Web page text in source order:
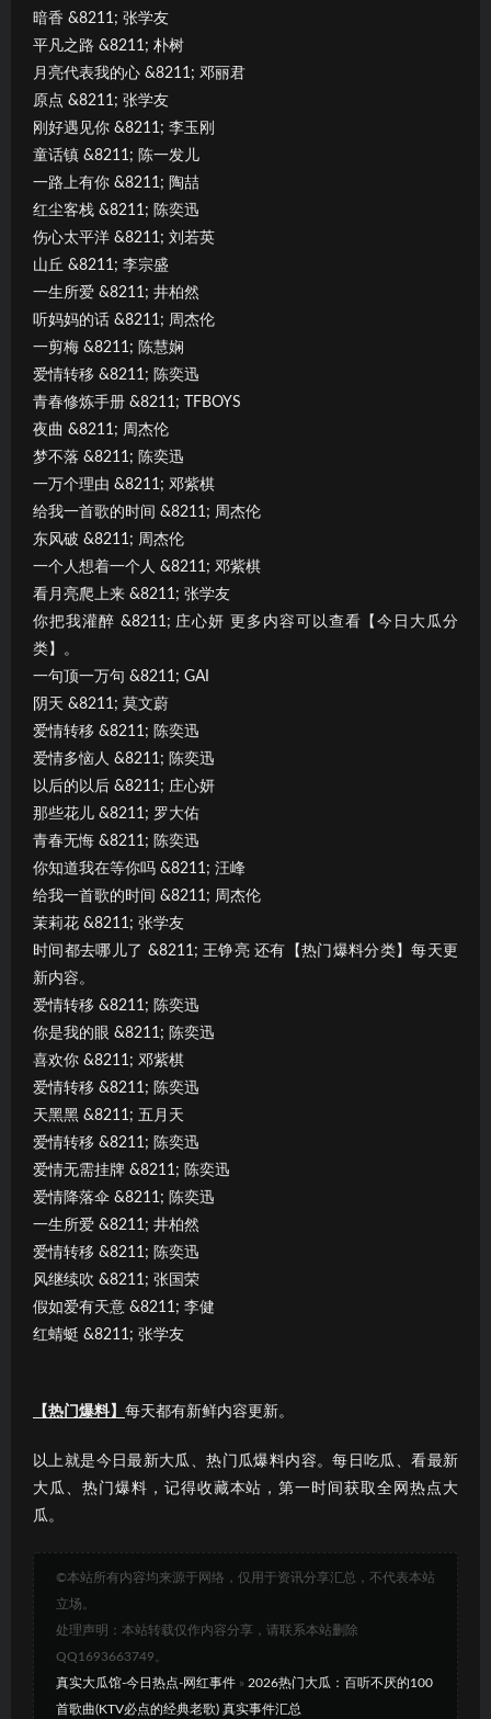
暗香 &8211; 张学友
平凡之路 &8211; 朴树
月亮代表我的心 &8211; 邓丽君
原点 &8211; 张学友
刚好遇见你 &8211; 李玉刚
童话镇 &8211; 陈一发儿
一路上有你 &8211; 陶喆
红尘客栈 &8211; 陈奕迅
伤心太平洋 &8211; 刘若英
山丘 &8211; 李宗盛
一生所爱 &8211; 井柏然
听妈妈的话 &8211; 周杰伦
一剪梅 &8211; 陈慧娴
爱情转移 &8211; 陈奕迅
青春修炼手册 &8211; TFBOYS
夜曲 &8211; 周杰伦
梦不落 &8211; 陈奕迅
一万个理由 &8211; 邓紫棋
给我一首歌的时间 &8211; 周杰伦
东风破 &8211; 周杰伦
一个人想着一个人 &8211; 邓紫棋
看月亮爬上来 &8211; 张学友
你把我灌醉 &8211; 庄心妍 更多内容可以查看【今日大瓜分
类】。
一句顶一万句 &8211; GAI
阴天 &8211; 莫文蔚
爱情转移 &8211; 陈奕迅
爱情多恼人 &8211; 陈奕迅
以后的以后 &8211; 庄心妍
那些花儿 &8211; 罗大佑
青春无悔 &8211; 陈奕迅
你知道我在等你吗 &8211; 汪峰
给我一首歌的时间 &8211; 周杰伦
茉莉花 &8211; 张学友
时间都去哪儿了 &8211; 王铮亮 还有【热门爆料分类】每天更
新内容。
爱情转移 &8211; 陈奕迅
你是我的眼 &8211; 陈奕迅
喜欢你 &8211; 邓紫棋
爱情转移 &8211; 陈奕迅
天黑黑 &8211; 五月天
爱情转移 &8211; 陈奕迅
爱情无需挂牌 &8211; 陈奕迅
爱情降落伞 &8211; 陈奕迅
一生所爱 &8211; 井柏然
爱情转移 &8211; 陈奕迅
风继续吹 &8211; 张国荣
假如爱有天意 &8211; 李健
红蜻蜓 &8211; 张学友
【热门爆料】 每天都有新鲜内容更新。
以上就是今日最新大瓜、热门瓜爆料内容。每日吃瓜、看最新
大瓜、热门爆料，记得收藏本站，第一时间获取全网热点大
瓜。
©本站所有内容均来源于网络，仅用于资讯分享汇总，不代表本站
立场。
处理声明：本站转载仅作内容分享，请联系本站删除
QQ1693663749。
真实大瓜馆-今日热点-网红事件 » 2026热门大瓜：百听不厌的100
首歌曲(KTV必点的经典老歌) 真实事件汇总